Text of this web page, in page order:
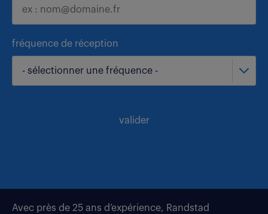
fréquence de réception
- sélectionner une fréquence -
valider
Avec près de 25 ans d’expérience, Randstad